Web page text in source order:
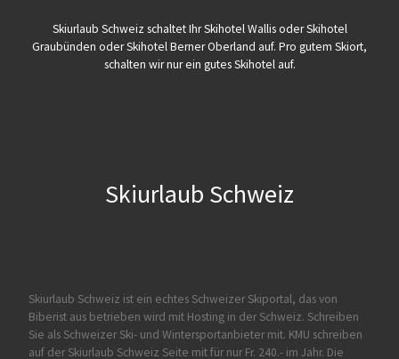
Skiurlaub Schweiz schaltet Ihr Skihotel Wallis oder Skihotel
Graubünden oder Skihotel Berner Oberland auf. Pro gutem Skiort,
schalten wir nur ein gutes Skihotel auf.
Skiurlaub Schweiz
Skiurlaub Schweiz ist ein echtes Schweizer Skiportal, das von
Biberist aus betrieben wird mit Hosting in der Schweiz. Schreiben
Sie als Schweizer Ski- und Wintersportanbieter mit. KMU schreiben
auf der Skiurlaub Schweiz Seite mit für nur Fr. 240.- im Jahr. Die